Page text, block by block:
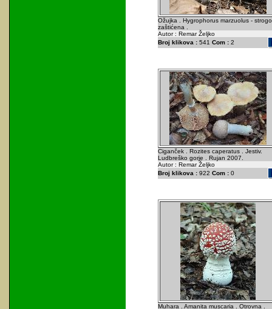
Ožujka . Hygrophorus marzuolus - strogo
zaštićena .
Autor : Remar Željko
Broj klikova :541 Com :2
Ciganček . Rozites caperatus . Jestiv.
Ludbreško gorje . Rujan 2007.
Autor : Remar Željko
Broj klikova :922 Com :0
Muhara . Amanita muscaria . Otrovna .